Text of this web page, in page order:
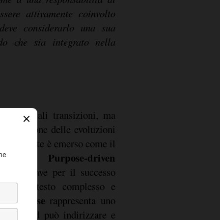
di tali transizioni, ma
delle evoluzioni
condotte è emerso come il
Purpose-driven
chiave per il successo
contesto complesso e
ilPurpose rappresenta uno
il Board può indirizzare e